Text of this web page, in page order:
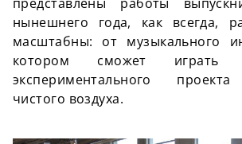
нынешнего года, как всегда,
масштабны: от музыкального
котором сможет
экспериментального
чистого воздуха.